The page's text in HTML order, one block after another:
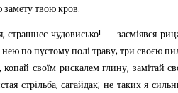
замету твою кров.
,страшнеє чудовисько!— засміявся
нею по пустому полі траву;три своєю
,копай своїм рискалем глину, замітай
стрільба,сагайдак; не таких я